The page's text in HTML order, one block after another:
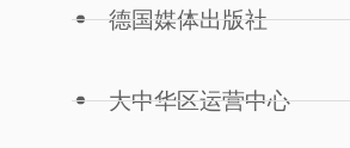
德国媒体出版社
大中华区运营中心